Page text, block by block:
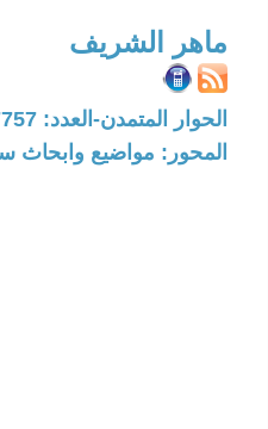
ماهر الشريف
الحوار المتمدن-العدد: 7757 - 2023 / 10 / 7 - 07:53
المحور: مواضيع وابحاث